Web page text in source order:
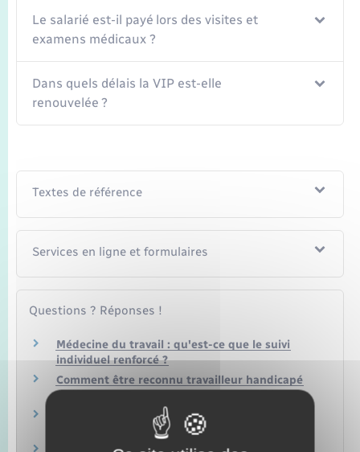
Le salarié est-il payé lors des visites et
examens médicaux ?
Dans quels délais la VIP est-elle
renouvelée ?
Textes de référence
Services en ligne et formulaires
Questions ? Réponses !
Médecine du travail : qu'est-ce que le suivi
individuel renforcé ?
Comment être reconnu travailleur handicapé
(RQTH) ?
Un salarié peut-il être dispensé de la visite
médicale d'embauche ?